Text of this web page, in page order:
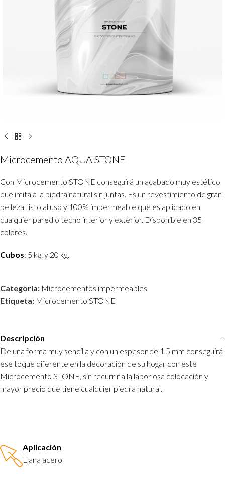
Microcemento AQUA STONE
Con Microcemento STONE conseguirá un acabado muy estético
que imita a la piedra natural sin juntas. Es un revestimiento de gran
belleza, listo al uso y 100% impermeable que es aplicado en
cualquier pared o techo interior y exterior. Disponible en 35
colores.
Cubos: 5 kg. y 20 kg.
Categoría: Microcementos impermeables
Etiqueta: Microcemento STONE
Descripción
De una forma muy sencilla y con un espesor de 1,5 mm conseguirá
ese toque diferente en la decoración de su hogar con este
Microcemento STONE, sin recurrir a la laboriosa colocación y
mayor precio que tiene cualquier piedra natural.
Aplicación
Llana acero